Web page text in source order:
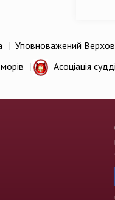
| Уповноважений
| Асоціація